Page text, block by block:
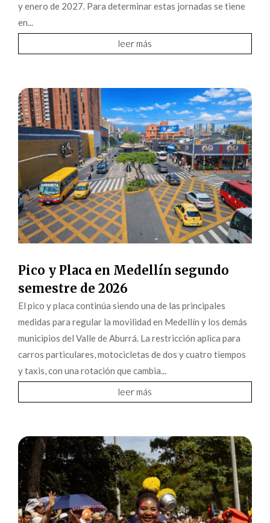
y enero de 2027. Para determinar estas jornadas se tiene
en...
leer más
Pico y Placa en Medellín segundo
semestre de 2026
El pico y placa continúa siendo una de las principales
medidas para regular la movilidad en Medellín y los demás
municipios del Valle de Aburrá. La restricción aplica para
carros particulares, motocicletas de dos y cuatro tiempos
y taxis, con una rotación que cambia...
leer más